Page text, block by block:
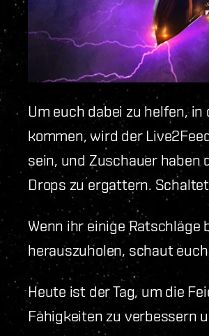
Um euch dabei zu helfen,
kommen, wird der
sein, und Zuschauer haben
Drops zu ergattern.
Wenn ihr einige
herauszuholen, schaut euch
Heute ist der Tag, um die
Fähigkeiten zu verbessern